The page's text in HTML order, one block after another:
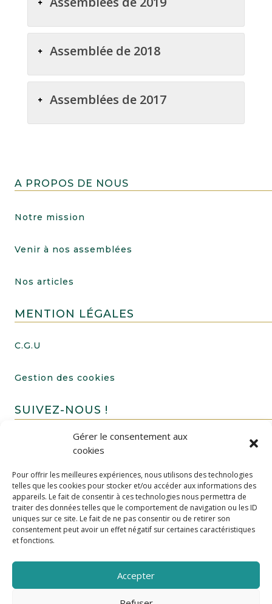
Gérer le consentement aux
cookies
Pour offrir les meilleures expériences, nous utilisons des technologies
telles que les cookies pour stocker et/ou accéder aux informations des
appareils. Le fait de consentir à ces technologies nous permettra de
traiter des données telles que le comportement de navigation ou les ID
uniques sur ce site. Le fait de ne pas consentir ou de retirer son
consentement peut avoir un effet négatif sur certaines caractéristiques
et fonctions.
Accepter
Assemblée de 2018
Assemblées de 2017
A PROPOS DE NOUS
Notre mission
Venir à nos assemblées
Nos articles
MENTION LÉGALES
C.G.U
Gestion des cookies
SUIVEZ-NOUS !
FAIRE UN DON